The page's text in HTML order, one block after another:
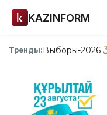
KAZINFORM
Тренды:Выборы-2026